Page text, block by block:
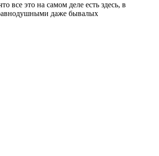
все это на самом деле есть здесь, в
даже бывалых